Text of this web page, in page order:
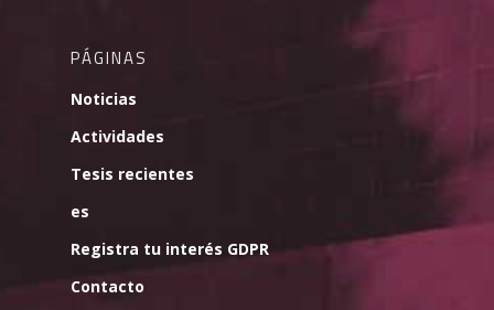
PÁGINAS
Noticias
Actividades
Tesis recientes
es
Registra tu interés GDPR
Contacto